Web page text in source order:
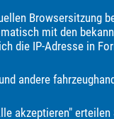
Browsersitzung
mit den
die IP-Adresse in
andere
akzeptieren"
Chausson
Lexus MAN MF